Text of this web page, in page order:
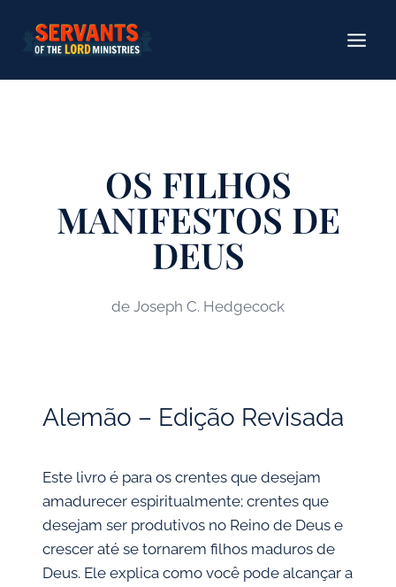
conteúdo
OS FILHOS
MANIFESTOS DE
DEUS
de Joseph C. Hedgecock
Alemão – Edição Revisada
Este livro é para os crentes que desejam
amadurecer espiritualmente; crentes que
desejam ser produtivos no Reino de Deus e
crescer até se tornarem filhos maduros de
Deus. Ele explica como você pode alcançar a